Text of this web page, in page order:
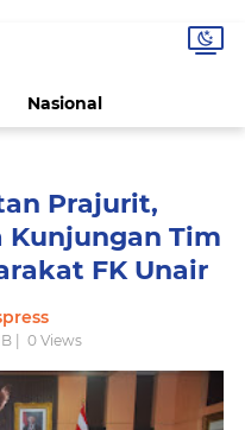
Nasional
Prajurit,
Kunjungan Tim
FK Unair
| 0Views